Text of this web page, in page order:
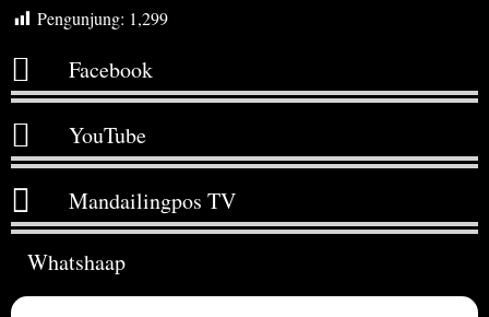
Pengunjung: 1,299
Facebook
YouTube
Mandailingpos TV
Whatshaap